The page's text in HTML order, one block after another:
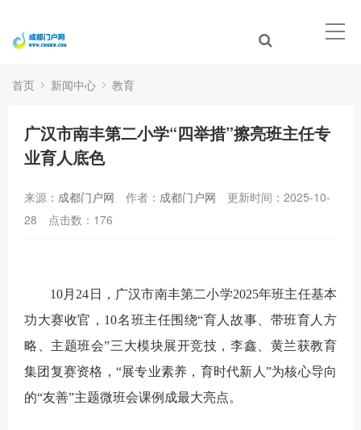
首页 新闻中心 教育
广汉市南丰第二小学“四举措”擦亮班主任专
业育人底色
来源： 成都门户网 作者： 成都门户网
更新时间：2025-10-
28
点击数： 176
10月24日，广汉市南丰第二小学2025年班主任基本
功大赛收官，10名班主任围绕“育人故事、带班育人方
略、主题班会”三大模块展开竞技，李鑫、黄兰获教育
集团复赛资格，“展专业素养，育时代新人”为核心导向
的“友善”主题微班会课例成最大亮点。